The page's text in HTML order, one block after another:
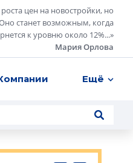
цен на новостройки, но
станет возможным, когда
к уровню около 12%...»
Мария Орлова
Ещё